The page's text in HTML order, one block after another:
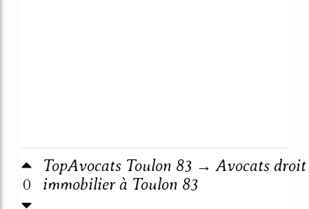
0
TopAvocats Toulon 83 → Avocats droit
immobilier à Toulon 83